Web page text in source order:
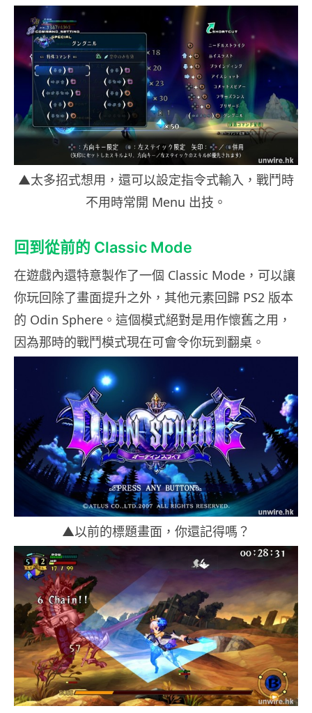
▲太多招式想用，還可以設定指令式輸入，戰鬥時
不用時常開 Menu 出技。
回到從前的 Classic Mode
在遊戲內還特意製作了一個 Classic Mode，可以讓
你玩回除了畫面提升之外，其他元素回歸 PS2 版本
的 Odin Sphere。這個模式絕對是用作懷舊之用，
因為那時的戰鬥模式現在可會令你玩到翻桌。
▲以前的標題畫面，你還記得嗎？